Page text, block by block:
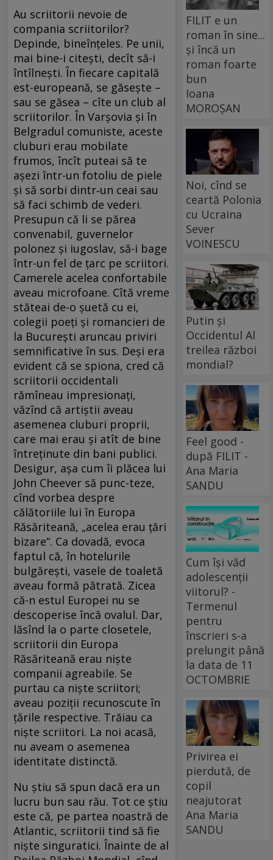
Au scriitorii nevoie de
compania scriitorilor?
Depinde, bineînțeles. Pe unii,
mai bine-i citești, decît să-i
întîlnești. În fiecare capitală
est-europeană, se găsește –
sau se găsea – cîte un club al
scriitorilor. În Varșovia și în
Belgradul comuniste, aceste
cluburi erau mobilate
frumos, încît puteai să te
așezi într-un fotoliu de piele
și să sorbi dintr‑un ceai sau
să faci schimb de vederi.
Presupun că li se părea
convenabil, guvernelor
polonez și iugoslav, să-i bage
într-un fel de țarc pe scriitori.
Camerele acelea confortabile
aveau microfoane. Cîtă vreme
stăteai de-o șuetă cu ei,
colegii poeți și romancieri de
la București aruncau priviri
semnificative în sus. Deși era
evident că se spiona, cred că
scriitorii occidentali
rămîneau impresionați,
văzînd că artiștii aveau
asemenea cluburi proprii,
care mai erau și atît de bine
întreținute din bani publici.
Desigur, așa cum îi plăcea lui
John Cheever să punc-teze,
cînd vorbea despre
călătoriile lui în Europa
Răsăriteană, „acelea erau țări
bizare“. Ca dovadă, evoca
faptul că, în hotelurile
bulgărești, vasele de toaletă
aveau formă pătrată. Zicea
că-n estul Europei nu se
descoperise încă ovalul. Dar,
lăsînd la o parte closetele,
scriitorii din Europa
Răsăriteană erau niște
companii agreabile. Se
purtau ca niște scriitori;
aveau poziții recunoscute în
țările respective. Trăiau ca
niște scriitori. La noi acasă,
nu aveam o asemenea
identitate distinctă.
Nu știu să spun dacă era un
lucru bun sau rău. Tot ce știu
este că, pe partea noastră de
Atlantic, scriitorii tind să fie
niște singuratici. Înainte de al
FILIT e un
roman în sine...
și încă un
roman foarte
bun
Ioana
MOROȘAN
Noi, cînd se
ceartă Polonia
cu Ucraina
Sever
VOINESCU
Putin și
Occidentul Al
treilea război
mondial?
Feel good -
după FILIT -
Ana Maria
SANDU
Cum își văd
adolescenții
viitorul? -
Termenul
pentru
înscrieri s-a
prelungit până
la data de 11
OCTOMBRIE
Privirea ei
pierdută, de
copil
neajutorat
Ana Maria
SANDU